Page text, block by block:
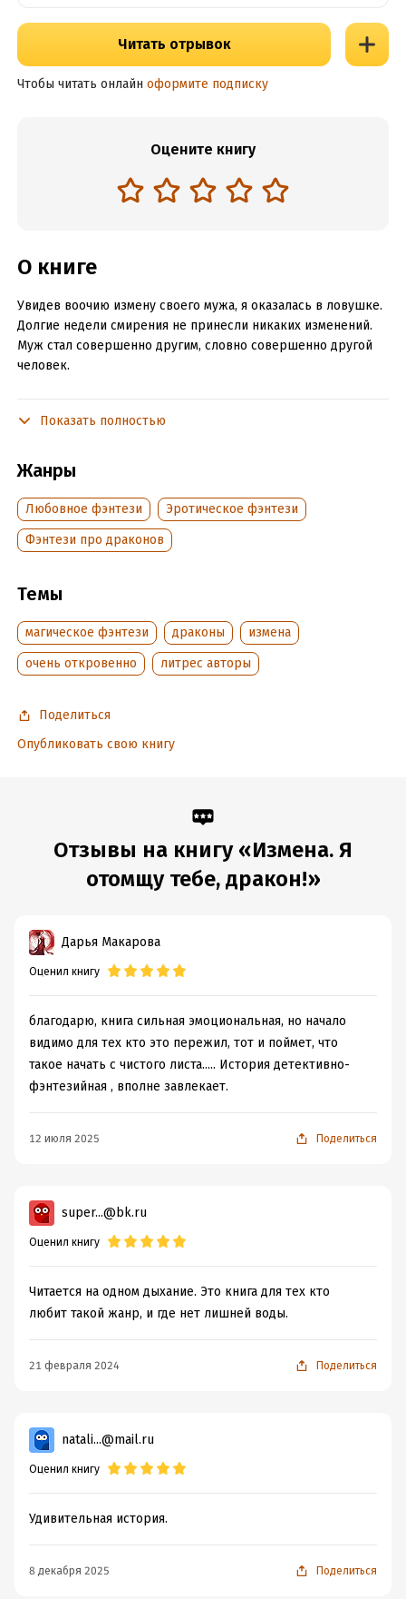
Читать отрывок
Чтобы читать онлайн оформите подписку
Оцените книгу
О книге
Увидев воочию измену своего мужа, я оказалась в ловушке.
Долгие недели смирения не принесли никаких изменений.
Муж стал совершенно другим, словно совершенно другой
человек.
убежать от того, кто никогда не отпускает то, что
Подробная информация
Дата написания:28 января 2024
Объем:318981
Дата поступления:
Время на чтение:5ч.
Показать полностью
Жанры
Любовное фэнтези
Эротическое фэнтези
Фэнтези про драконов
Темы
магическое фэнтези драконы
измена
очень откровенно
литрес авторы
Поделиться
Опубликовать свою книгу
Отзывы на книгу «Измена. Я
отомщу тебе, дракон!»
Дарья Макарова
Оценил книгу
благодарю, книга сильная эмоциональная, но начало
видимо для тех кто это пережил, тот и поймет, что
такое начать с чистого листа..... История детективно-
фэнтезийная , вполне завлекает.
12 июля 2025 Поделиться
super...@bk.ru
Оценил книгу
Читается на одном дыхание. Это книга для тех кто
любит такой жанр, и где нет лишней воды.
21 февраля 2024 Поделиться
natali...@mail.ru
Оценил книгу
Удивительная история.
8 декабря 2025 Поделиться